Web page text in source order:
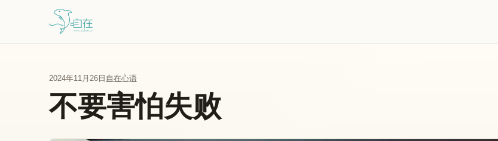
跳到主要内容
2024年11月26日 自在心语
不要害怕失败